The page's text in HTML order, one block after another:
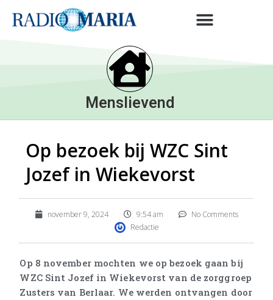
Menslievend
Op bezoek bij WZC Sint
Jozef in Wiekevorst
november 9, 2024 9:54 am
No Comments
Redactie
Op 8 november mochten we op bezoek gaan bij
WZC Sint Jozef in Wiekevorst van de zorggroep
Zusters van Berlaar. We werden ontvangen door